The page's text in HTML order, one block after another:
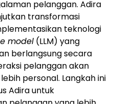
pelanggan. Adira
transformasi
teknologi
model (LLM) yang
berlangsung secara
pelanggan akan
personal. Langkah ini
Adira untuk